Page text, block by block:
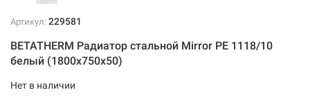
Артикул: 229581
BETATHERM Радиатор стальной Mirror PE 1118/10
белый (1800х750х50)
Нет в наличии